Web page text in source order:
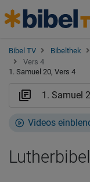
Bibel TV Bibelthek
Vers 4
1. Samuel 20, Vers 4
Videos